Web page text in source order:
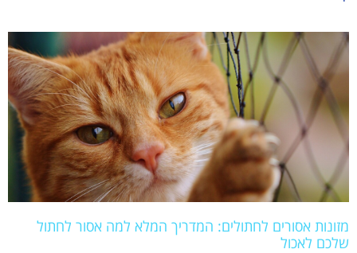
מזונות אסורים לחתולים: המדריך המלא למה אסור לחתול
שלכם לאכול